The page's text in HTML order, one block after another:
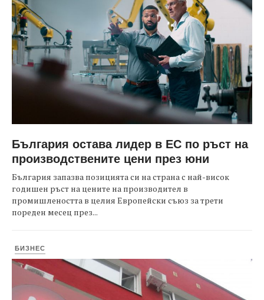
България остава лидер в ЕС по ръст на
производствените цени през юни
България запазва позицията си на страна с най-висок
годишен ръст на цените на производител в
промишлеността в целия Европейски съюз за трети
пореден месец през...
БИЗНЕС